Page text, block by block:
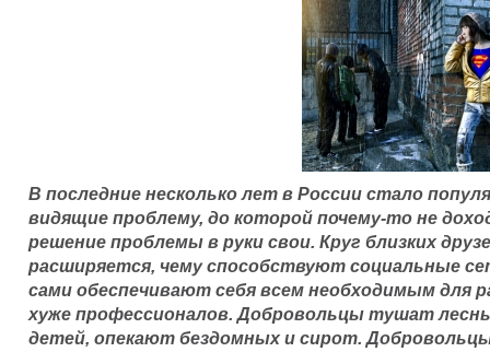
В последние несколько лет в России стало
видящие проблему, до которой почему-то не
решение проблемы в руки свои. Круг близких
расширяется, чему способствуют социальные
сами обеспечивают себя всем необходимым для
хуже профессионалов. Добровольцы тушат
детей, опекают бездомных и сирот.